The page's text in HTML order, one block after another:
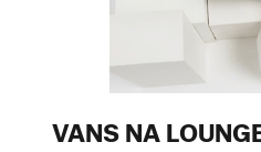
VANS NA